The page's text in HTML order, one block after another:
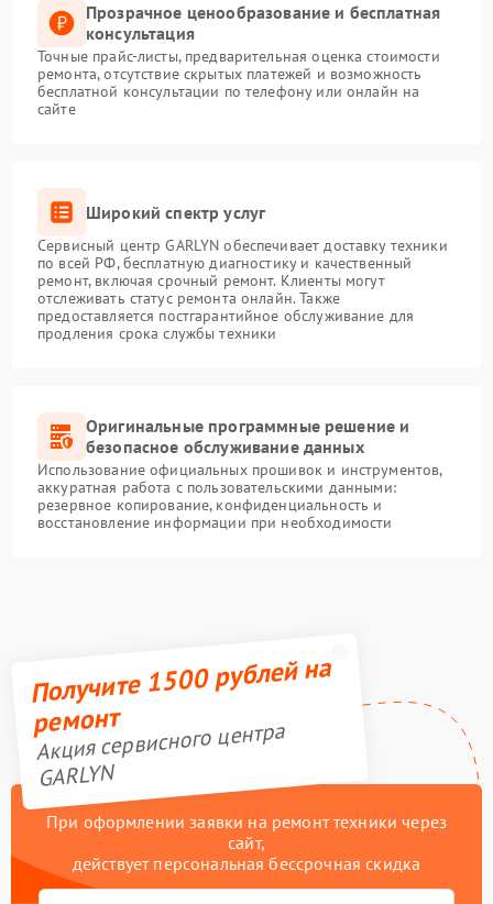
Прозрачное ценообразование и бесплатная
консультация
Точные прайс-листы, предварительная оценка стоимости
ремонта, отсутствие скрытых платежей и возможность
бесплатной консультации по телефону или онлайн на
сайте
Широкий спектр услуг
Сервисный центр GARLYN обеспечивает доставку техники
по всей РФ, бесплатную диагностику и качественный
ремонт, включая срочный ремонт. Клиенты могут
отслеживать статус ремонта онлайн. Также
предоставляется постгарантийное обслуживание для
продления срока службы техники
Оригинальные программные решение и
безопасное обслуживание данных
Использование официальных прошивок и инструментов,
аккуратная работа с пользовательскими данными:
резервное копирование, конфиденциальность и
восстановление информации при необходимости
Получите 1500 рублей на
ремонт
Акция сервисного центра
GARLYN
При оформлении заявки на ремонт техники через
сайт,
действует персональная бессрочная скидка